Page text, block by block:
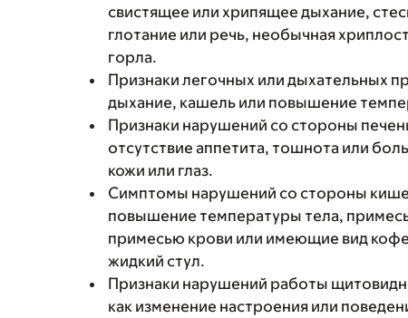
свистящее или хрипящее дыхание,
глотание или речь, необычная
горла.
Признаки легочных или дыхательных
дыхание, кашель или повышение
Признаки нарушений со стороны
отсутствие аппетита, тошнота или
кожи или глаз.
Симптомы нарушений со стороны
повышение температуры тела,
примесью крови или имеющие вид
жидкий стул.
Признаки нарушений работы
как изменение настроения или